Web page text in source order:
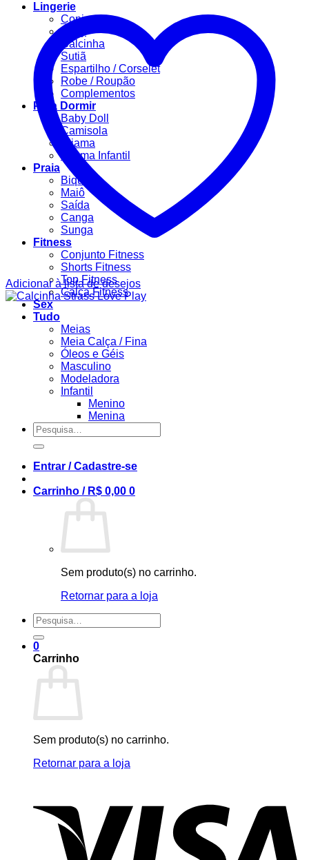
Lingerie
Conjuntos
Body
Calcinha
Sutiã
Espartilho / Corselet
Robe / Roupão
Complementos
Para Dormir
Baby Doll
Camisola
Pijama
Pijama Infantil
Praia
Biquíni
Maiô
Saída
Canga
Sunga
Fitness
Conjunto Fitness
Shorts Fitness
Top Fitness
Calça Fitness
Sex
Tudo
Meias
Meia Calça / Fina
Óleos e Géis
Masculino
Modeladora
Infantil
Menino
Menina
Pesquisar
por:
Entrar / Cadastre-se
Carrinho / R$ 0,00 0
Sem produto(s) no carrinho.
Retornar para a loja
Pesquisar
por:
0
Carrinho
Sem produto(s) no carrinho.
Retornar para a loja
Adicionar à lista de desejos